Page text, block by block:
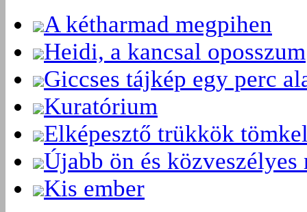
A kétharmad megpihen
Heidi, a kancsal oposszum
Giccses tájkép egy perc
Kuratórium
Elképesztő trükkök
Újabb ön és
Kis ember